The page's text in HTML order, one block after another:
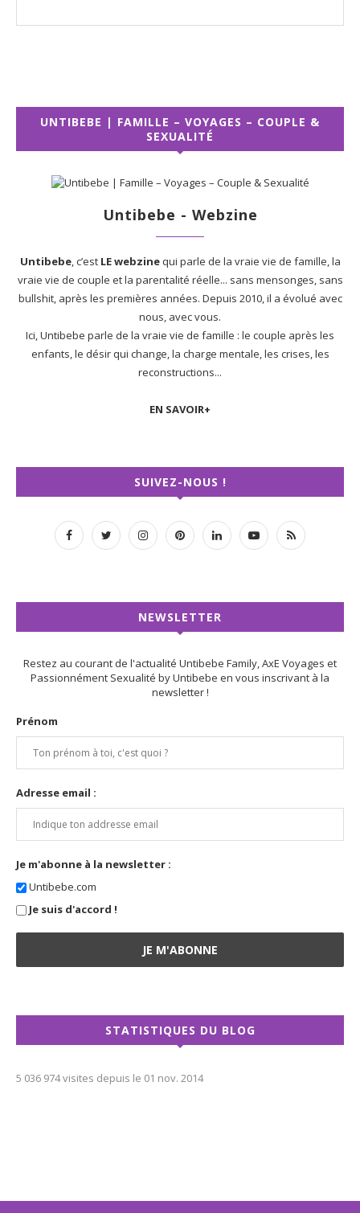
UNTIBEBE | FAMILLE – VOYAGES – COUPLE &
SEXUALITÉ
Untibebe - Webzine
Untibebe, c’est LE webzinequi parle de la vraie vie de famille, la
vraie vie de couple et la parentalité réelle... sans mensonges, sans
bullshit, après les premières années. Depuis 2010, il a évolué avec
nous, avec vous.
Ici, Untibebe parle de la vraie vie de famille : le couple après les
enfants, le désir qui change, la charge mentale, les crises, les
reconstructions...
EN SAVOIR+
SUIVEZ-NOUS !
NEWSLETTER
Restez au courant de l'actualité Untibebe Family, AxE Voyages et
Passionnément Sexualité by Untibebe en vous inscrivant à la
newsletter !
Prénom
Adresse email :
Je m'abonne à la newsletter :
Untibebe.com
Je suis d'accord !
STATISTIQUES DU BLOG
5 036 974 visites depuis le 01 nov. 2014